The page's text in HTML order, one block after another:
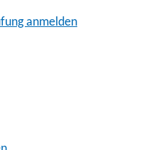
anmelden